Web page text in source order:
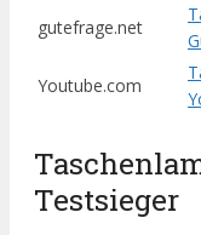
gutefrage.net
Youtube.com
Testsieger